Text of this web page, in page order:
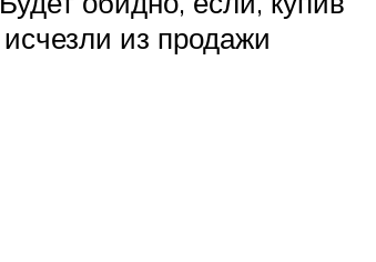
из продажи